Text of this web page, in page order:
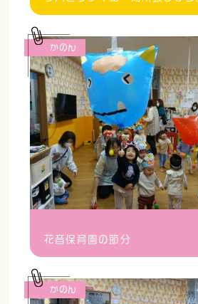
花音保育園の節分
かのん
かのん